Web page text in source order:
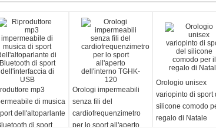
mp3
di musica
dell'altoparlante
di sport
Orologi impermeabili
senza fili del
cardiofrequenzimetro
per lo sport all'aperto
Orologio unisex
variopinto di sport
silicone comodo
regalo di Natale